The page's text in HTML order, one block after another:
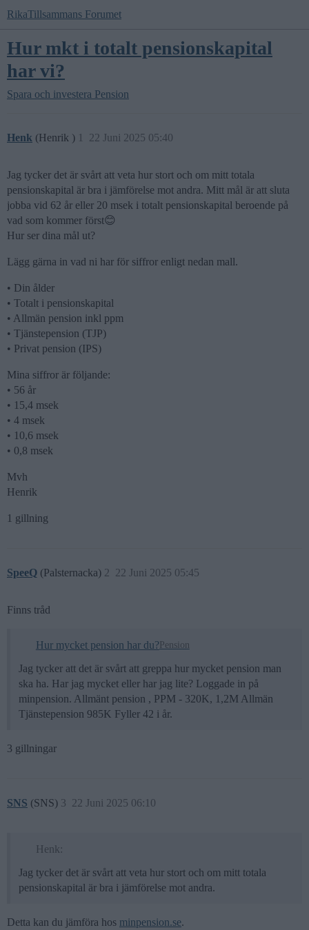
RikaTillsammans Forumet
Hur mkt i totalt pensionskapital
har vi?
Spara och investera Pension
Henk (Henrik ) 22 Juni 2025 05:40
1
Jag tycker det är svårt att veta hur stort och om mitt totala
pensionskapital är bra i jämförelse mot andra. Mitt mål är att sluta
jobba vid 62 år eller 20 msek i totalt pensionskapital beroende på
vad som kommer först😊
Hur ser dina mål ut?
Lägg gärna in vad ni har för siffror enligt nedan mall.
• Din ålder
• Totalt i pensionskapital
• Allmän pension inkl ppm
• Tjänstepension (TJP)
• Privat pension (IPS)
Mina siffror är följande:
• 56 år
• 15,4 msek
• 4 msek
• 10,6 msek
• 0,8 msek
Mvh
Henrik
1 gillning
SpeeQ (Palsternacka) 22 Juni 2025 05:45
2
Finns tråd
Hur mycket pension har du? Pension
Jag tycker att det är svårt att greppa hur mycket pension man
ska ha. Har jag mycket eller har jag lite? Loggade in på
minpension. Allmänt pension , PPM - 320K, 1,2M Allmän
Tjänstepension 985K Fyller 42 i år.
3 gillningar
SNS (SNS) 22 Juni 2025 06:10
3
Henk:
Jag tycker det är svårt att veta hur stort och om mitt totala
pensionskapital är bra i jämförelse mot andra.
Detta kan du jämföra hos minpension.se.